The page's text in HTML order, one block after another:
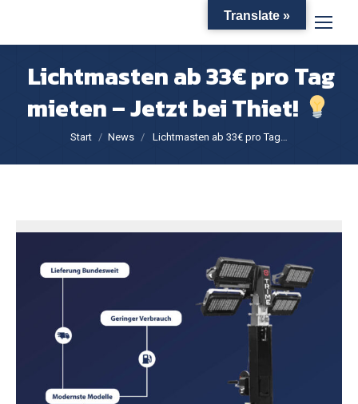
Lichtmasten ab 33€ pro Tag
mieten – Jetzt bei Thiet!
Sie befinden sich hier:
Start News Lichtmasten ab 33€ pro Tag…
Translate »